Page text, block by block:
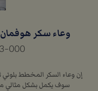
وعاء سكر هوفمان
000
إن وعاء السكر المخطط بلوني
سوف يكمل بشكل مثالي